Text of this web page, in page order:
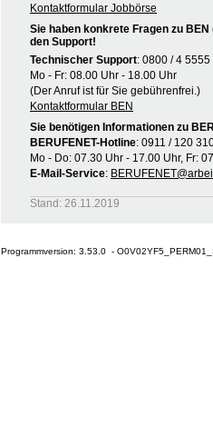
Kontaktformular Jobbörse
Sie haben konkrete Fragen zu
den Support!
Technischer Support: 0800 / 4 5555
Mo - Fr: 08.00 Uhr - 18.00 Uhr
(Der Anruf ist für Sie gebührenfrei.)
Kontaktformular BEN
Sie benötigen Informationen zu
BERUFENET-Hotline: 0911 / 120
Mo - Do: 07.30 Uhr - 17.00 Uhr, Fr:
E-Mail-Service:
Stand: 26.11.2019
Programmversion: 3.53.0 -